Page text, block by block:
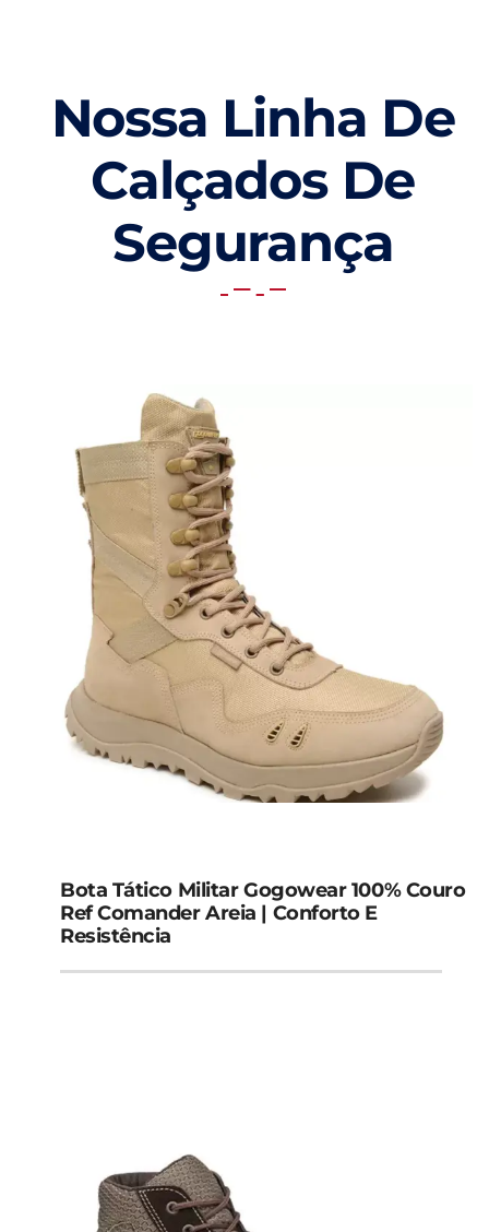
Nossa Linha De
Calçados De
Segurança
Bota Tático Militar Gogowear 100% Couro
Ref Comander Areia | Conforto E
Resistência